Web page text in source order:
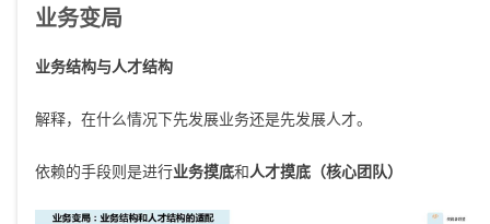
业务变局
业务结构与人才结构
解释，在什么情况下先发展业务还是先发展人才。
依赖的手段则是进行业务摸底和人才摸底（核心团队）